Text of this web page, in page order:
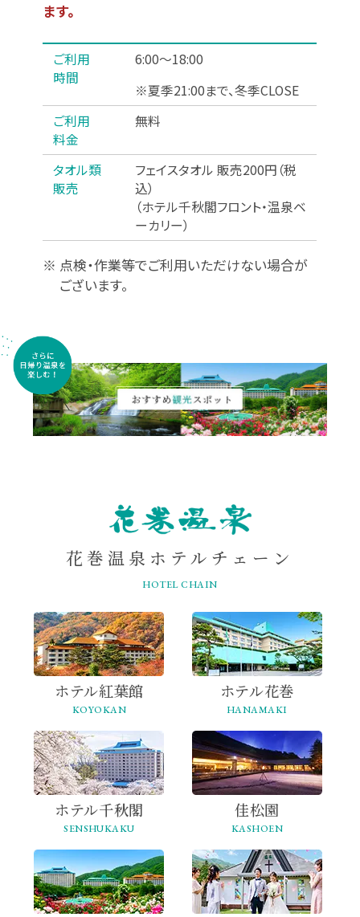
ます。
ご利用
時間
6:00～18:00
※夏季21:00まで、冬季CLOSE
ご利用
料金
無料
タオル類
販売
フェイスタオル 販売200円 （税
込）
（ホテル千秋閣フロント・温泉ベ
ーカリー）
※ 点検・作業等でご利用いただけない場合が
ございます。
HANAMAKI
ONSEN
花巻温泉ホテルチェーン
HOTEL CHAIN
ホテル紅葉館
KOYOKAN
ホテル花巻
HANAMAKI
ホテル千秋閣
SENSHUKAKU
佳松園
KASHOEN